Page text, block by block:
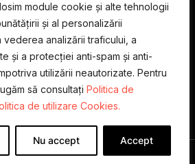
module cookie și alte tehnologii
și al personalizării
vederea analizării traficului, a
și a protecției anti-spam și anti-
utilizării neautorizate. Pentru
să consultați Politica de
de utilizare Cookies.
Nu accept Accept
Developed byWEDEV IT